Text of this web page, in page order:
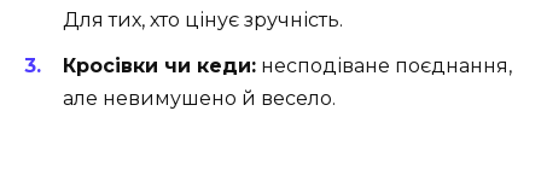
Для тих, хто цінує зручність.
Кросівки чи кеди: несподіване поєднання,
але невимушено й весело.